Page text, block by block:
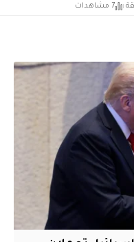
7 مشاهدات